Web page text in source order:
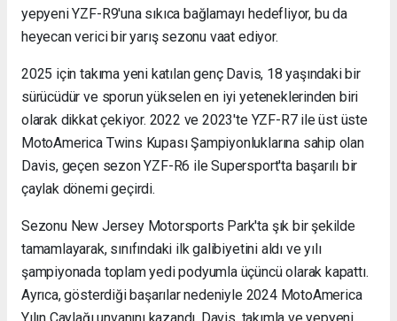
yepyeni YZF-R9'una sıkıca bağlamayı hedefliyor, bu da
heyecan verici bir yarış sezonu vaat ediyor.
2025 için takıma yeni katılan genç Davis, 18 yaşındaki bir
sürücüdür ve sporun yükselen en iyi yeteneklerinden biri
olarak dikkat çekiyor. 2022 ve 2023'te YZF-R7 ile üst üste
MotoAmerica Twins Kupası Şampiyonluklarına sahip olan
Davis, geçen sezon YZF-R6 ile Supersport'ta başarılı bir
çaylak dönemi geçirdi.
Sezonu New Jersey Motorsports Park'ta şık bir şekilde
tamamlayarak, sınıfındaki ilk galibiyetini aldı ve yılı
şampiyonada toplam yedi podyumla üçüncü olarak kapattı.
Ayrıca, gösterdiği başarılar nedeniyle 2024 MotoAmerica
Yılın Çaylağı unvanını kazandı. Davis, takımla ve yepyeni